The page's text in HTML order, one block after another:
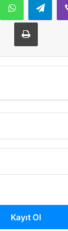
Yazdır
Kayıt Ol